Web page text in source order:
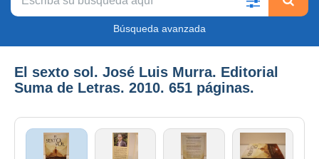
Búsqueda avanzada
El sexto sol. José Luis Murra. Editorial
Suma de Letras. 2010. 651 páginas.